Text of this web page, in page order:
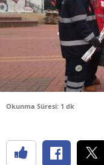
Okunma Süresi: 1 dk